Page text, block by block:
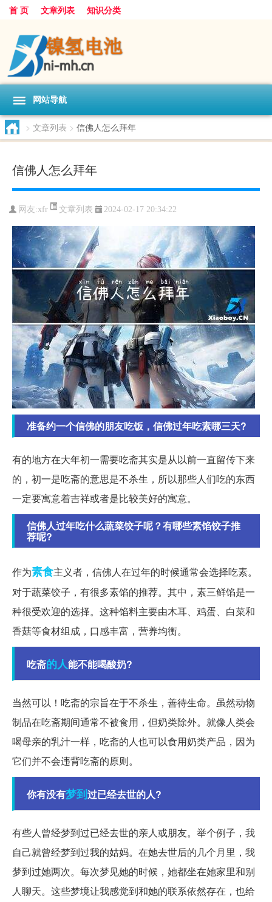
首 页 文章列表 知识分类
网站导航
> 文章列表 > 信佛人怎么拜年
信佛人怎么拜年
网友:xfr 文章列表 2024-02-17 20:34:22
准备约一个信佛的朋友吃饭，信佛过年吃素哪三天?
有的地方在大年初一需要吃斋其实是从以前一直留传下来
的，初一是吃斋的意思是不杀生，所以那些人们吃的东西
一定要寓意着吉祥或者是比较美好的寓意。
信佛人过年吃什么蔬菜饺子呢？有哪些素馅饺子推
荐呢?
作为素食主义者，信佛人在过年的时候通常会选择吃素。
对于蔬菜饺子，有很多素馅的推荐。其中，素三鲜馅是一
种很受欢迎的选择。这种馅料主要由木耳、鸡蛋、白菜和
香菇等食材组成，口感丰富，营养均衡。
吃斋的人能不能喝酸奶?
当然可以！吃斋的宗旨在于不杀生，善待生命。虽然动物
制品在吃斋期间通常不被食用，但奶类除外。就像人类会
喝母亲的乳汁一样，吃斋的人也可以食用奶类产品，因为
它们并不会违背吃斋的原则。
你有没有梦到过已经去世的人?
有些人曾经梦到过已经去世的亲人或朋友。举个例子，我
自己就曾经梦到过我的姑妈。在她去世后的几个月里，我
梦到过她两次。每次梦见她的时候，她都坐在她家里和别
人聊天。这些梦境让我感觉到和她的联系依然存在，也给